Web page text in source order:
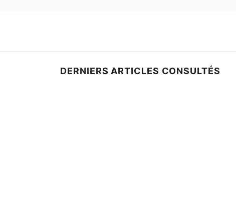
DERNIERS ARTICLES CONSULTÉS